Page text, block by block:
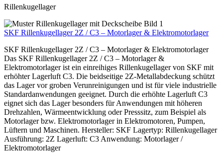
Rillenkugellager
SKF Rillenkugellager 2Z / C3 – Motorlager & Elektromotorlager
SKF Rillenkugellager 2Z / C3 – Motorlager & Elektromotorlager
Das SKF Rillenkugellager 2Z / C3 – Motorlager &
Elektromotorlager ist ein einreihiges Rillenkugellager von SKF mit
erhöhter Lagerluft C3. Die beidseitige 2Z-Metallabdeckung schützt
das Lager vor groben Verunreinigungen und ist für viele industrielle
Standardanwendungen geeignet. Durch die erhöhte Lagerluft C3
eignet sich das Lager besonders für Anwendungen mit höheren
Drehzahlen, Wärmeentwicklung oder Presssitz, zum Beispiel als
Motorlager bzw. Elektromotorlager in Elektromotoren, Pumpen,
Lüftern und Maschinen. Hersteller: SKF Lagertyp: Rillenkugellager
Ausführung: 2Z Lagerluft: C3 Anwendung: Motorlager /
Elektromotorlager